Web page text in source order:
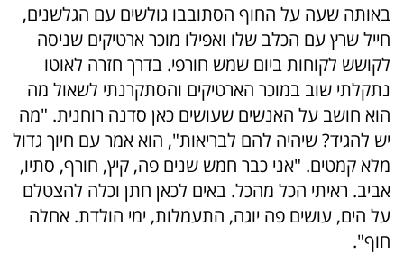
באותה שעה על החוף הסתובבו גולשים עם הגלשנים,
חייל שרץ עם הכלב שלו ואפילו מוכר ארטיקים שניסה
לקושש לקוחות ביום שמש חורפי. בדרך חזרה לאוטו
נתקלתי שוב במוכר הארטיקים והסתקרנתי לשאול מה
הוא חושב על האנשים שעושים כאן סדנה רוחנית. "מה
יש להגיד? שיהיה להם לבריאות", הוא אמר עם חיוך גדול
מלא קמטים. "אני כבר חמש שנים פה, קיץ, חורף, סתיו,
אביב. ראיתי הכל מהכל. באים לכאן חתן וכלה להצטלם
על הים, עושים פה יוגה, התעמלות, ימי הולדת. אחלה
חוף".